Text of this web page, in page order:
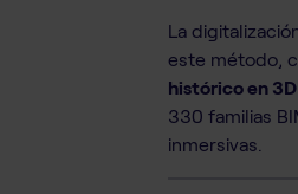
La
este método,
histórico en
330 familias
inmersivas.